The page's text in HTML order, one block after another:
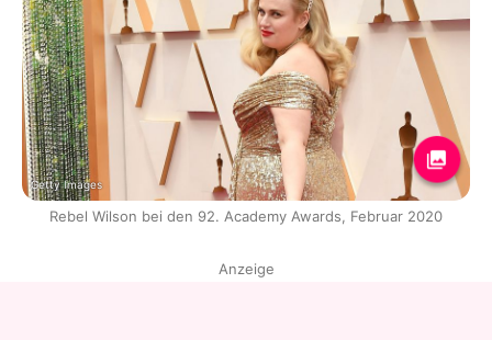
Getty Images
Rebel Wilson bei den 92. Academy Awards, Februar 2020
Anzeige